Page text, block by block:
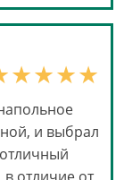
и выбрал